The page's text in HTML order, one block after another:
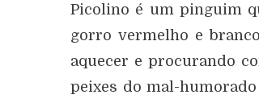
Picolino é um pinguim
gorro vermelho e
aquecer e procurando
peixes do mal-